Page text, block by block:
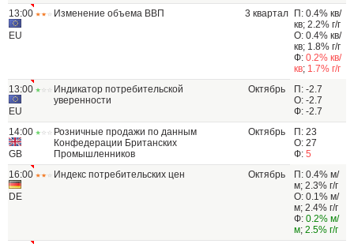
13:00
EU
Изменение объема ВВП 3 квартал
П: 0.4% кв/
кв; 2.2% г/г
О: 0.4% кв/
кв; 1.8% г/г
Ф: 0.2% кв/
кв; 1.7% г/г
13:00
EU
Индикатор потребительской
уверенности
Октябрь
П: -2.7
О: -2.7
Ф: -2.7
14:00
GB
Розничные продажи по данным
Конфедерации Британских
Промышленников
Октябрь
П: 23
О: 27
Ф: 5
16:00
DE
Индекс потребительских цен Октябрь
П: 0.4% м/
м; 2.3% г/г
О: 0.1% м/
м; 2.4% г/г
Ф: 0.2% м/
м; 2.5% г/г